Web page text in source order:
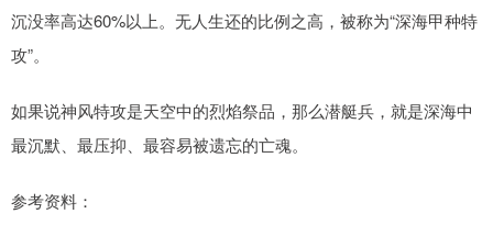
沉没率高达60%以上。无人生还的比例之高，被称为“深海甲种特
攻”。
如果说神风特攻是天空中的烈焰祭品，那么潜艇兵，就是深海中
最沉默、最压抑、最容易被遗忘的亡魂。
参考资料：